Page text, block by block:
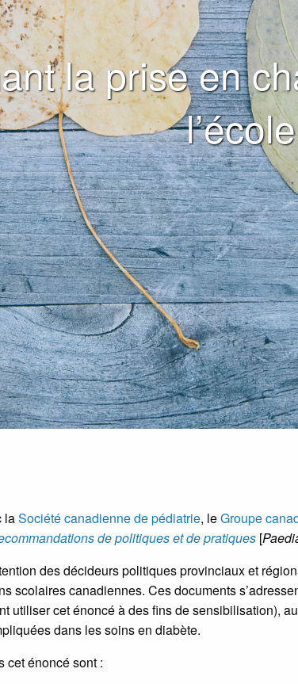
la prise en
l’école
laSociété canadienne de pédiatrie, leGroupe
de politiques et de pratiques [
des décideurs politiques provinciaux et
scolaires canadiennes. Ces documents
utiliser cet énoncé à des fins de sensibilisation),
dans les soins en diabète.
cet énoncé sont :